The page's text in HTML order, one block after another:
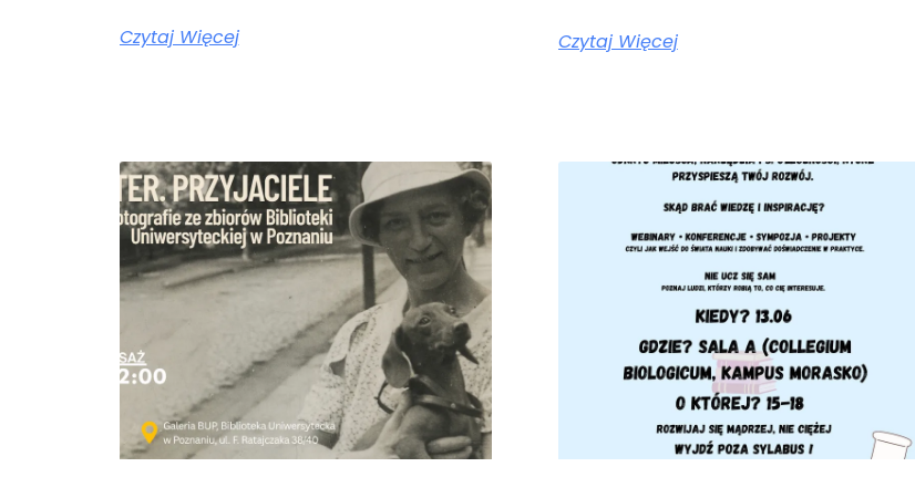
Czytaj Więcej Czytaj Więcej